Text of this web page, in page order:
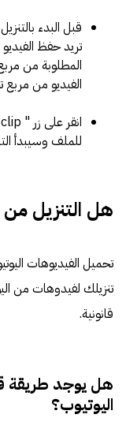
قبل البدء
تريد حفظ
المطلوبة من
الفيديو من
للملف وسيبدأ
هل التنزيل من
تحميل الفيديوهات
تنزيلك لفيدوهات من
قانونية.
هل يوجد طريقة
اليوتيوب؟